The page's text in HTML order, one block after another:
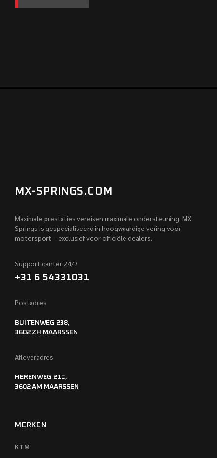
MX-SPRINGS.COM
Maximale prestaties vereisen maximale ondersteuning. MX
Springs is gespecialiseerd in hoogwaardige vering voor
motorsport – exclusief voor officiële dealers.
Support center 24/7
+31 6 54331031
Postadres
BUITENWEG 238,
3602 ZH MAARSSEN
Afleveradres
HERENWEG 21C,
3602 AM MAARSSEN
MERKEN
KTM